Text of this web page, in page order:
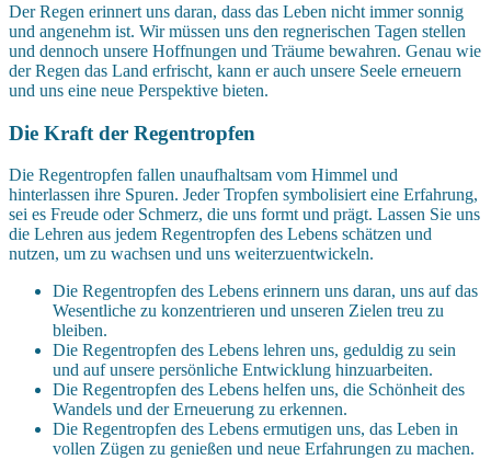
Der Regen erinnert uns daran, dass das Leben nicht immer sonnig
und angenehm ist. Wir müssen uns den regnerischen Tagen stellen
und dennoch unsere Hoffnungen und Träume bewahren. Genau wie
der Regen das Land erfrischt, kann er auch unsere Seele erneuern
und uns eine neue Perspektive bieten.
Die Kraft der Regentropfen
Die Regentropfen fallen unaufhaltsam vom Himmel und
hinterlassen ihre Spuren. Jeder Tropfen symbolisiert eine Erfahrung,
sei es Freude oder Schmerz, die uns formt und prägt. Lassen Sie uns
die Lehren aus jedem Regentropfen des Lebens schätzen und
nutzen, um zu wachsen und uns weiterzuentwickeln.
Die Regentropfen des Lebens erinnern uns daran, uns auf das
Wesentliche zu konzentrieren und unseren Zielen treu zu
bleiben.
Die Regentropfen des Lebens lehren uns, geduldig zu sein
und auf unsere persönliche Entwicklung hinzuarbeiten.
Die Regentropfen des Lebens helfen uns, die Schönheit des
Wandels und der Erneuerung zu erkennen.
Die Regentropfen des Lebens ermutigen uns, das Leben in
vollen Zügen zu genießen und neue Erfahrungen zu machen.